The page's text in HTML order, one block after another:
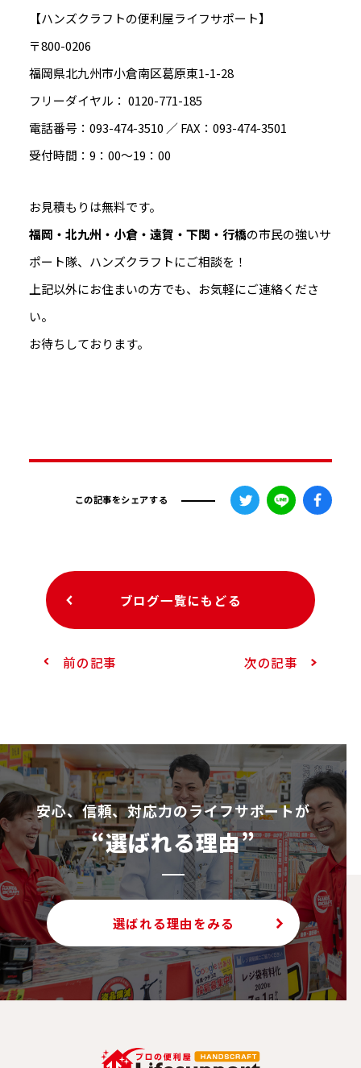
【ハンズクラフトの便利屋ライフサポート】
〒800-0206
福岡県北九州市小倉南区葛原東1-1-28
フリーダイヤル： 0120-771-185
電話番号：093-474-3510 ／ FAX：093-474-3501
受付時間：9：00～19：00
お見積もりは無料です。
福岡・北九州・小倉・遠賀・下関・行橋の市民の強いサ
ポート隊、ハンズクラフトにご相談を！
上記以外にお住まいの方でも、お気軽にご連絡くださ
い。
お待ちしております。
この記事をシェアする
前の記事
ブログ一覧にもどる
次の記事
安⼼、信頼、対応⼒のライフサポートが
“選ばれる理由”
選ばれる理由をみる